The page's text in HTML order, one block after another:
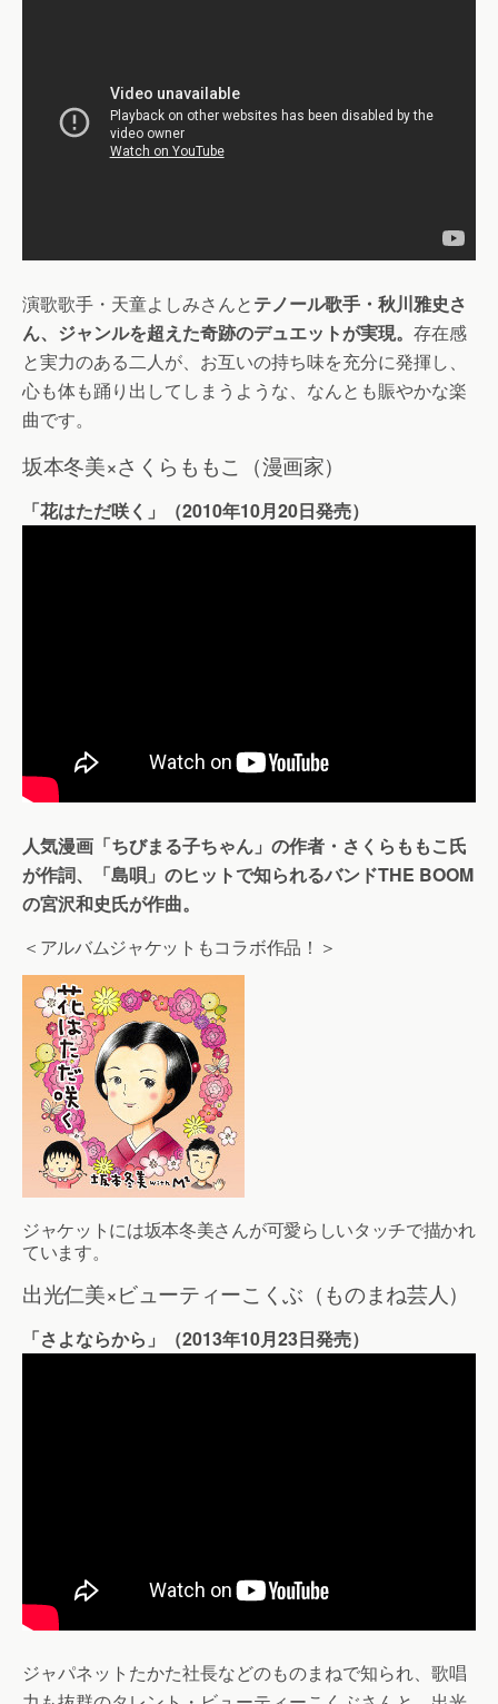
演歌歌手・天童よしみさんとテノール歌手・秋川雅史さ
ん、ジャンルを超えた奇跡のデュエットが実現。 存在感
と実力のある二人が、お互いの持ち味を充分に発揮し、
心も体も踊り出してしまうような、なんとも賑やかな楽
曲です。
坂本冬美×さくらももこ（漫画家）
「花はただ咲く」（2010年10月20日発売）
人気漫画「ちびまる子ちゃん」の作者・さくらももこ氏
が作詞、「島唄」のヒットで知られるバンドTHE BOOM
の宮沢和史氏が作曲。
＜アルバムジャケットもコラボ作品！＞
ジャケットには坂本冬美さんが可愛らしいタッチで描かれ
ています。
出光仁美×ビューティーこくぶ（ものまね芸人）
「さよならから」（2013年10月23日発売）
ジャパネットたかた社長などのものまねで知られ、歌唱